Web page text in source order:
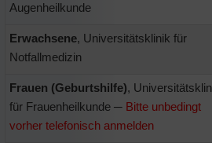
Augenheilkunde
Erwachsene, Universitätsklinik für
Notfallmedizin
Frauen (Geburtshilfe),
für Frauenheilkunde ─ Bitte unbedingt
vorher telefonisch anmelden